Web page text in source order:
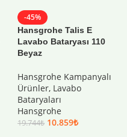
-45%
Hansgrohe Talis E
Lavabo Bataryası 110
Beyaz
Hansgrohe Kampanyalı
Ürünler, Lavabo
Bataryaları
Hansgrohe
19.744₺ 10.859₺